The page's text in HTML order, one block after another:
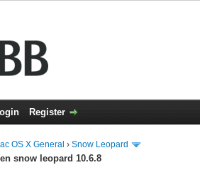
Register
OS X General › Snow Leopard
snow leopard 10.6.8